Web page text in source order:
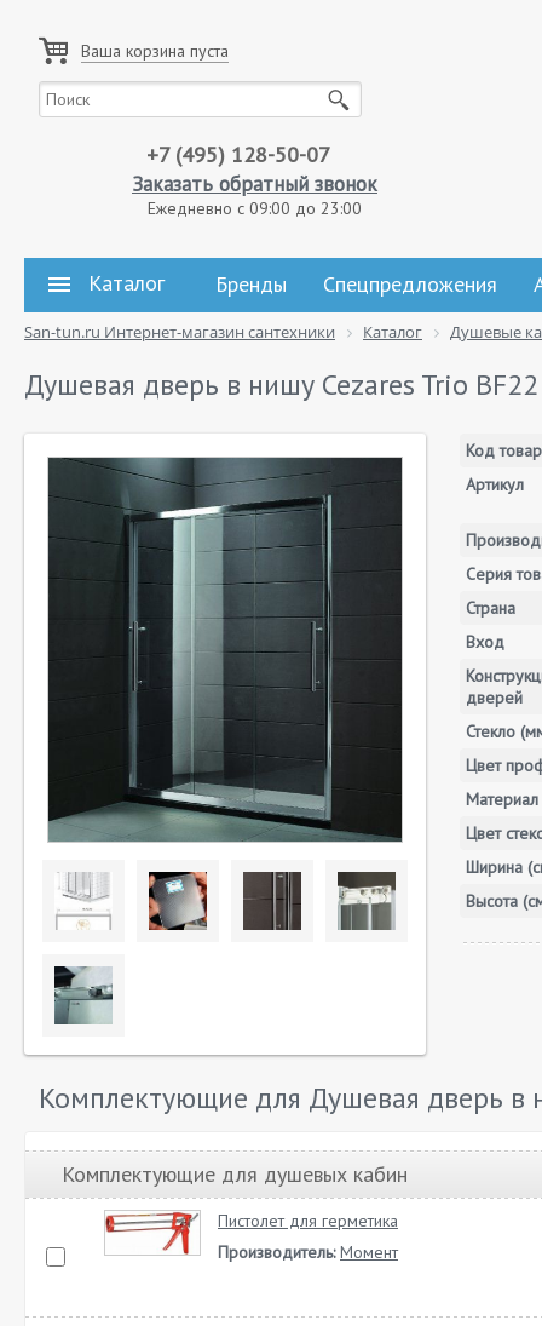
Ваша корзина пуста
+7 (495) 128-50-07
Заказать обратный звонок
Ежедневно с 09:00 до 23:00
Каталог Бренды Спецпредложения
San-tun.ru Интернет-магазин сантехники Каталог Душевые
Душевая дверь в нишу Cezares Trio
Код
Артикул
Серия
Страна
Вход
дверей
Стекло
Цвет
Материал
Цвет
Ширина
Высота
Комплектующие для Душевая дверь в
Комплектующие для душевых кабин
Пистолет для герметика
Производитель: Момент